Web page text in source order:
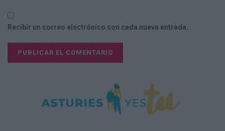
Recibir un correo electrónico con cada nueva entrada.